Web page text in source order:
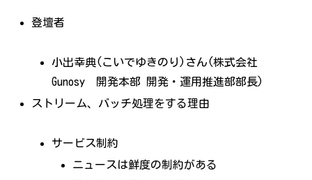
登壇者
小出幸典(こいでゆきのり)さん(株式会社
Gunosy 開発本部 開発・運用推進部部長)
ストリーム、バッチ処理をする理由
サービス制約
ニュースは鮮度の制約がある